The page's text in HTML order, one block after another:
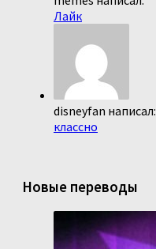
Лайк
disneyfan написал:
классно
Новые переводы